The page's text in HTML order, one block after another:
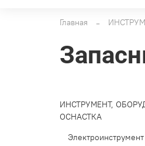
Главная
ИНСТРУМЕНТ,
ОСНАСТКА